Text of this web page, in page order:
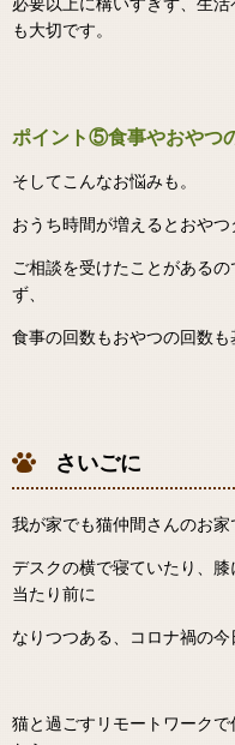
も大切です。
ポイント⑤食事やおやつ
そしてこんなお悩みも。
おうち時間が増えるとおやつ
ご相談を受けたことがある
ず、
食事の回数もおやつの回数も
さいごに
我が家でも猫仲間さんのお
デスクの横で寝ていたり、
当たり前に
なりつつある、コロナ禍の今
猫と過ごすリモートワーク